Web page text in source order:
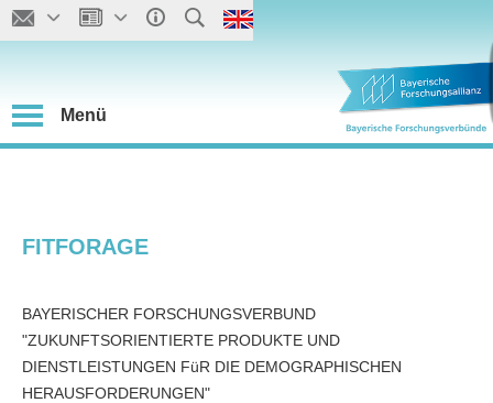
Menü
FITFORAGE
BAYERISCHER FORSCHUNGSVERBUND
"ZUKUNFTSORIENTIERTE PRODUKTE UND
DIENSTLEISTUNGEN FüR DIE DEMOGRAPHISCHEN
HERAUSFORDERUNGEN"